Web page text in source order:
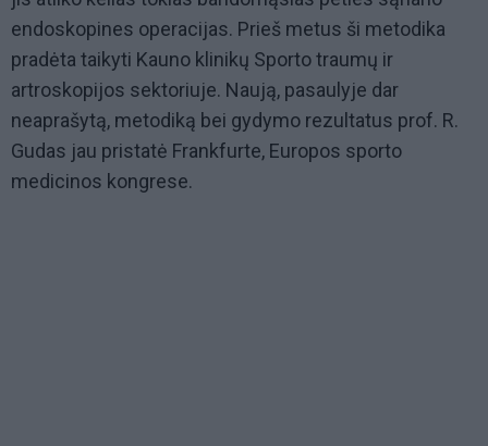
endoskopines operacijas. Prieš metus ši metodika
pradėta taikyti Kauno klinikų Sporto traumų ir
artroskopijos sektoriuje. Naują, pasaulyje dar
neaprašytą, metodiką bei gydymo rezultatus prof. R.
Gudas jau pristatė Frankfurte, Europos sporto
medicinos kongrese.